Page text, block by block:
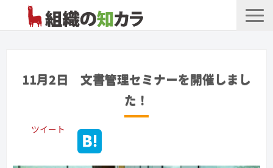
お客様事例
11月2日 文書管理セミナーを開催しまし
た！
ツイート